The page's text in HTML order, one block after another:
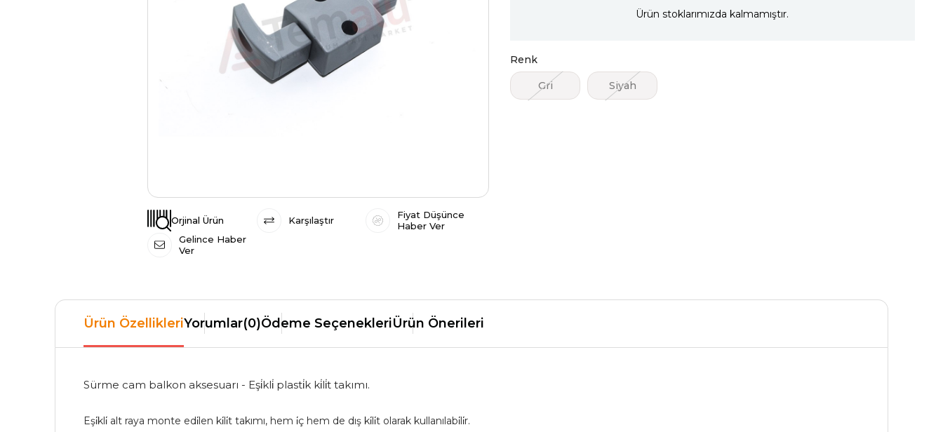
Orjinal Ürün Karşılaştır
Fiyat Düşünce
Haber Ver
Gelince Haber
Ver
Ürün stoklarımızda kalmamıştır.
Renk
Gri Siyah
Ürün ÖzellikleriYorumlar(0)Ödeme SeçenekleriÜrün Önerileri
Sürme cam balkon aksesuarı - Eşi̇kli̇ plasti̇k ki̇li̇t takımı.
Eşi̇kli̇ alt raya monte edi̇len ki̇li̇t takımı, hem i̇ç hem de dış ki̇li̇t olarak kullanılabi̇li̇r.